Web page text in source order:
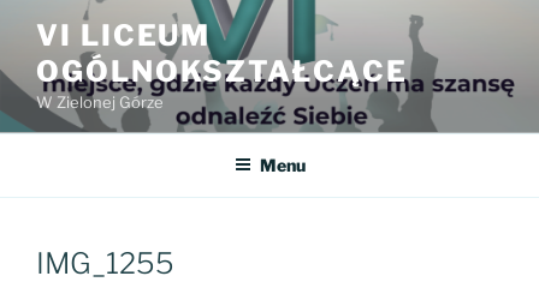
treści
VI LICEUM
OGÓLNOKSZTAŁCĄCE
W Zielonej Górze
Menu
IMG_1255